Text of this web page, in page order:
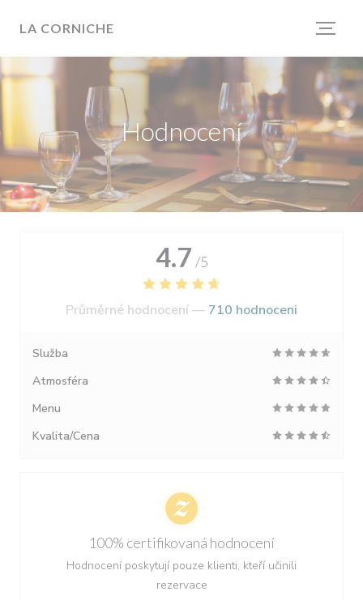
LA CORNICHE
Hodnocení
4.7 /5
Průměrné hodnocení — 710 hodnoceni
Služba
Atmosféra
Menu
Kvalita/Cena
100% certifikovaná hodnocení
Hodnocení poskytují pouze klienti, kteří učinili
rezervace